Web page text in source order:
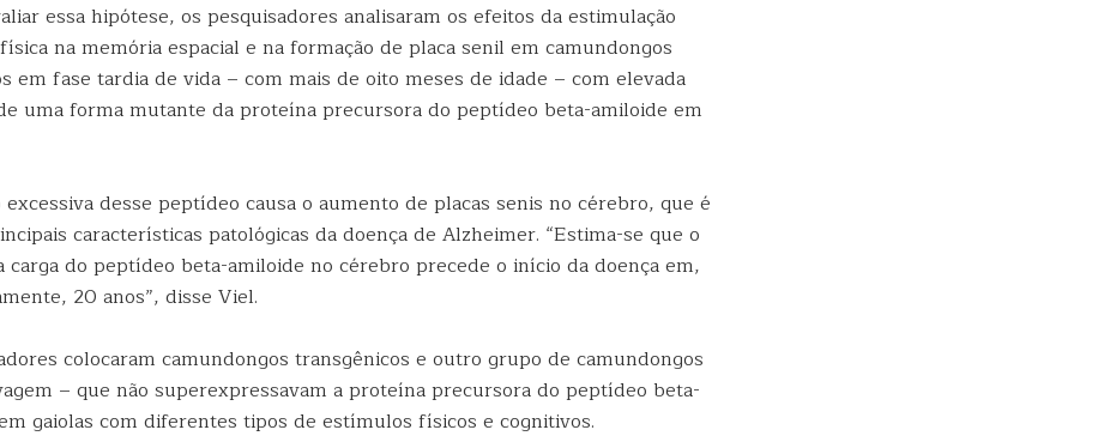
essa hipótese, os pesquisadores analisaram os efeitos da estimulação
na memória espacial e na formação de placa senil em camundongos
em fase tardia de vida – com mais de oito meses de idade – com elevada
uma forma mutante da proteína precursora do peptídeo beta-amiloide em
desse peptídeo causa o aumento de placas senis no cérebro, que é
características patológicas da doença de Alzheimer. “Estima-se que o
carga do peptídeo beta-amiloide no cérebro precede o início da doença em,
20 anos”, disse Viel.
colocaram camundongos transgênicos e outro grupo de camundongos
– que não superexpressavam a proteína precursora do peptídeo beta-
gaiolas com diferentes tipos de estímulos físicos e cognitivos.